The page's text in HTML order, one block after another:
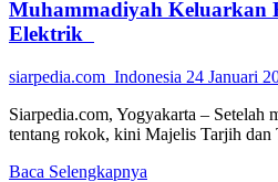
Muhammadiyah Keluarkan
Elektrik
siarpedia.com_Indonesia 24 Januari
Siarpedia.com, Yogyakarta – Setelah
tentang rokok, kini Majelis Tarjih dan
Baca Selengkapnya